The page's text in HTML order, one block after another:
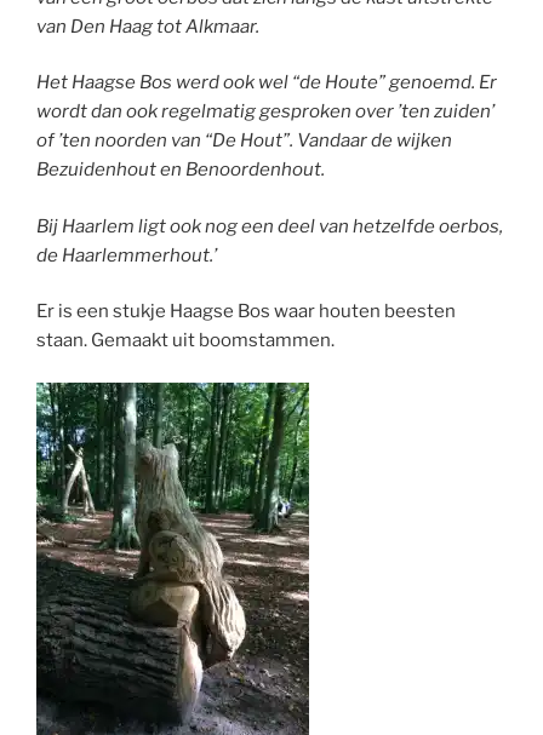
van Den Haag tot Alkmaar.
Het Haagse Bos werd ook wel “de Houte” genoemd. Er
wordt dan ook regelmatig gesproken over ’ten zuiden’
of ’ten noorden van “De Hout”. Vandaar de wijken
Bezuidenhout en Benoordenhout.
Bij Haarlem ligt ook nog een deel van hetzelfde oerbos,
de Haarlemmerhout.’
Er is een stukje Haagse Bos waar houten beesten
staan. Gemaakt uit boomstammen.